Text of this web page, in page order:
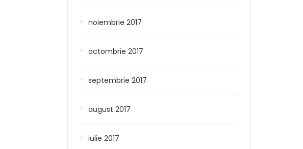
noiembrie 2017
octombrie 2017
septembrie 2017
august 2017
iulie 2017